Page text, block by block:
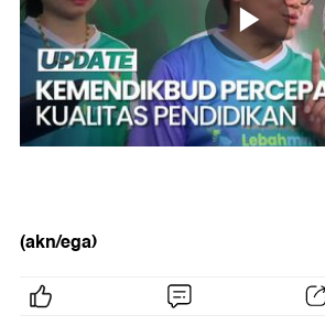
(akn/ega)